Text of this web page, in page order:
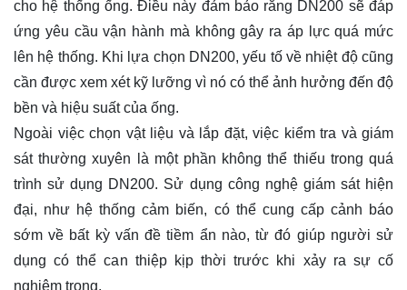
cho hệ thống ống. Điều này đảm bảo rằng DN200 sẽ đáp
ứng yêu cầu vận hành mà không gây ra áp lực quá mức
lên hệ thống. Khi lựa chọn DN200, yếu tố về nhiệt độ cũng
cần được xem xét kỹ lưỡng vì nó có thể ảnh hưởng đến độ
bền và hiệu suất của ống.
Ngoài việc chọn vật liệu và lắp đặt, việc kiểm tra và giám
sát thường xuyên là một phần không thể thiếu trong quá
trình sử dụng DN200. Sử dụng công nghệ giám sát hiện
đại, như hệ thống cảm biến, có thể cung cấp cảnh báo
sớm về bất kỳ vấn đề tiềm ẩn nào, từ đó giúp người sử
dụng có thể can thiệp kịp thời trước khi xảy ra sự cố
nghiêm trọng.